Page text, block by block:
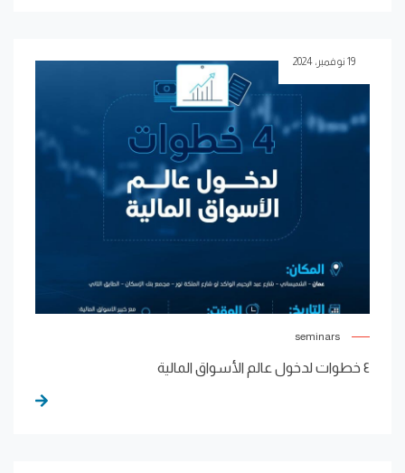
seminars
٤ خطوات لدخول عالم الأسواق المالية
19 نوفمبر، 2024